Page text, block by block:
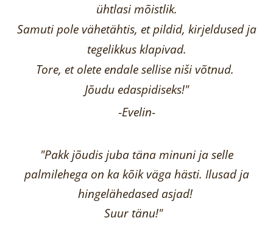
ühtlasi mõistlik.
Samuti pole vähetähtis, et pildid, kirjeldused ja
tegelikkus klapivad.
Tore, et olete endale sellise niši võtnud.
Jõudu edaspidiseks!"
-Evelin-
"Pakk jõudis juba täna minuni ja selle
palmilehega on ka kõik väga hästi. Ilusad ja
hingelähedased asjad!
Suur tänu!"